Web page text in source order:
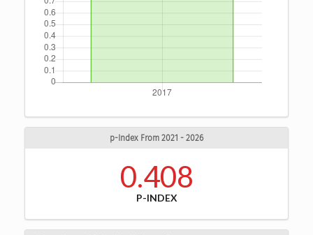
p-Index From 2021 - 2026
0.408
P-INDEX